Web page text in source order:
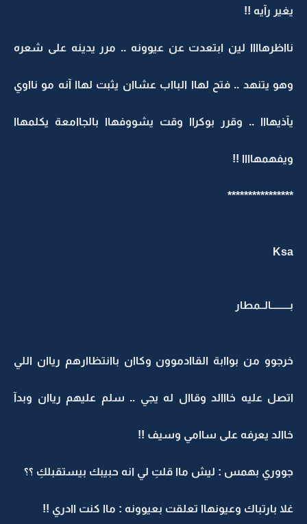
يغير رآيه !!
نااظرهاااا لين ابتعدت عن عيوونه .. مرر يدينه على شعره
وهو يتنهد .. فتح لهاا البااب عشاان يثبت لهاا آنه مو نااوي
يآذيهااا .. وقرر بوكراا وقت يشووفهاا بالجاامعة يكلمهاا
ويفهمهاااا !!
****************
Ksa
بـــــــــالــمطار
خرجوو من بواابة القاادموون وكاان باانتظاارهم رياان اللي
اتصل عليه خااالد وقاال له يجي .. سلم عليهم رياان وبدآ
خاالد يعرفه على ساامي وسيف !!
جووري بهمس : ليش ماا قلتِ لي انه حبيبك بيستقبلكِ ؟؟
غلا بارتباك وعيونهاا تعلقت بعيوونه : ماا كنت اادري !!